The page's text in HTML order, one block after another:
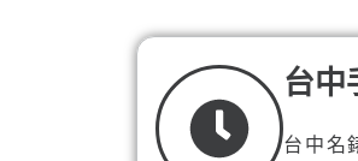
台中
台中名